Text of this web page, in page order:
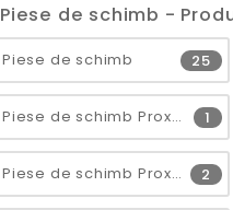
Piese de schimb -
Piese de schimb 25
Piese de schimb Proxxon 2300 1
Piese de schimb Proxxon 23351 2